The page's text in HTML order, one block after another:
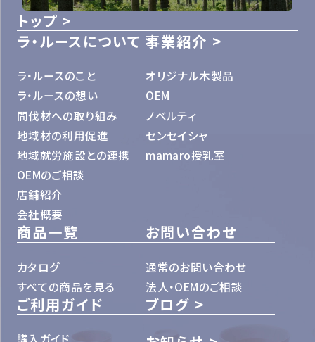
トップ
ラ・ルースについて
ラ・ルースのこと
ラ・ルースの想い
間伐材への取り組み
地域材の利用促進
地域就労施設との連携
OEMのご相談
店舗紹介
会社概要
事業紹介
オリジナル木製品
OEM
ノベルティ
センセイシャ
mamaro授乳室
商品一覧
カタログ
すべての商品を見る
お問い合わせ
通常のお問い合わせ
法人・OEMのご相談
ご利用ガイド
購入ガイド
ブログ